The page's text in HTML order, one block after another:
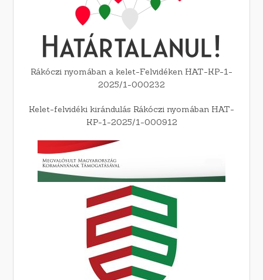
Rákóczi nyomában a kelet-Felvidéken HAT-KP-1-
2025/1-000232
Kelet-felvidéki kirándulás Rákóczi nyomában HAT-
KP-1-2025/1-000912